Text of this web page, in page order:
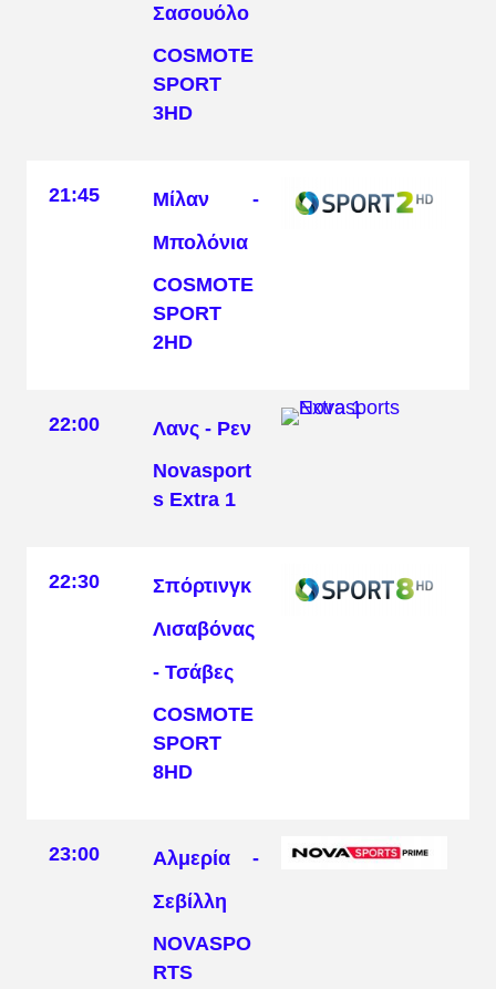
Σασουόλο
COSMOTE
SPORT
3HD
21:45
Μίλαν -
Μπολόνια
COSMOTE
SPORT
2HD
22:00
Λανς - Ρεν
Novasport
s Extra 1
22:30
Σπόρτινγκ
Λισαβόνας
- Τσάβες
COSMOTE
SPORT
8HD
23:00
Αλμερία -
Σεβίλλη
NOVASPO
RTS